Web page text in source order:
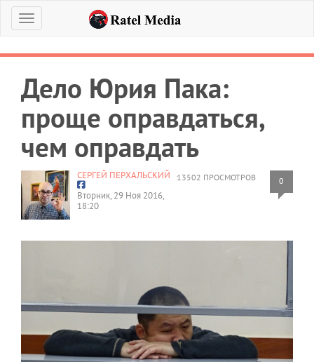
Меню
Дело Юрия Пака:
проще оправдаться,
чем оправдать
13502 ПРОСМОТРОВ 0
СЕРГЕЙ ПЕРХАЛЬСКИЙ
Вторник, 29 Ноя 2016,
18:20